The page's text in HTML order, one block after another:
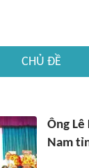
CHỦ ĐỀ
Ông
Nam